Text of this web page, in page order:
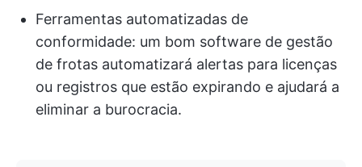
Ferramentas automatizadas de
conformidade: um bom software de gestão
de frotas automatizará alertas para licenças
ou registros que estão expirando e ajudará a
eliminar a burocracia.